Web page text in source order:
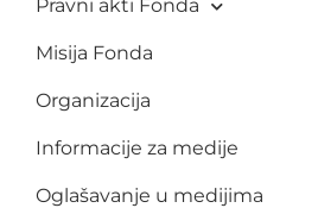
Pravni akti Fonda
Misija Fonda
Organizacija
Informacije za medije
Oglašavanje u medijima